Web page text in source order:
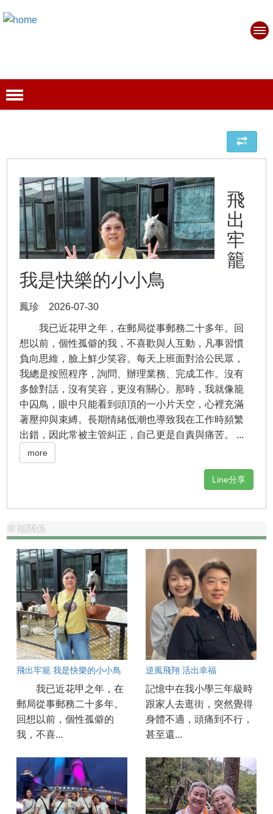
飛
出
牢
籠
我是快樂的小小鳥
鳳珍 2026-07-30
我已近花甲之年，在郵局從事郵務二十多年。回
想以前，個性孤僻的我，不喜歡與人互動，凡事習慣
負向思維，臉上鮮少笑容。每天上班面對洽公民眾，
我總是按照程序，詢問、辦理業務、完成工作。沒有
多餘對話，沒有笑容，更沒有關心。那時，我就像籠
中囚鳥，眼中只能看到頭頂的一小片天空，心裡充滿
著壓抑與束縛。長期情緒低潮也導致我在工作時頻繁
出錯，因此常被主管糾正，自己更是自責與痛苦。 ...
more
Line分享
幸福關係
飛出牢籠 我是快樂的小小鳥
我已近花甲之年，在
郵局從事郵務二十多年。
回想以前，個性孤僻的
我，不喜...
逆風飛翔 活出幸福
記憶中在我小學三年級時
跟家人去逛街，突然覺得
身體不適，頭痛到不行，
甚至還...